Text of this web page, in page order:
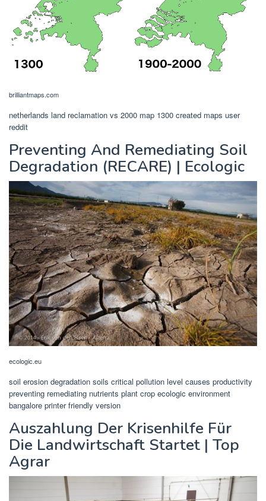
brilliantmaps.com
netherlands land reclamation vs 2000 map 1300 created maps user
reddit
Preventing And Remediating Soil
Degradation (RECARE) | Ecologic
ecologic.eu
soil erosion degradation soils critical pollution level causes productivity
preventing remediating nutrients plant crop ecologic environment
bangalore printer friendly version
Auszahlung Der Krisenhilfe Für
Die Landwirtschaft Startet | Top
Agrar